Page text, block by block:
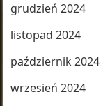
grudzień 2024
listopad 2024
październik 2024
wrzesień 2024